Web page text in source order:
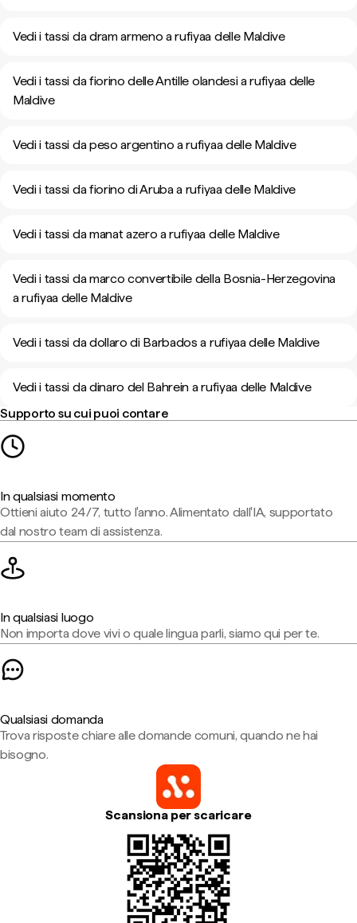
Vedi i tassi da dram armeno a rufiyaa delle Maldive
Vedi i tassi da fiorino delle Antille olandesi a rufiyaa delle
Maldive
Vedi i tassi da peso argentino a rufiyaa delle Maldive
Vedi i tassi da fiorino di Aruba a rufiyaa delle Maldive
Vedi i tassi da manat azero a rufiyaa delle Maldive
Vedi i tassi da marco convertibile della Bosnia-Herzegovina
a rufiyaa delle Maldive
Vedi i tassi da dollaro di Barbados a rufiyaa delle Maldive
Vedi i tassi da dinaro del Bahrein a rufiyaa delle Maldive
Supporto su cui puoi contare
In qualsiasi momento
Ottieni aiuto 24/7, tutto l'anno. Alimentato dall'IA, supportato
dal nostro team di assistenza.
In qualsiasi luogo
Non importa dove vivi o quale lingua parli, siamo qui per te.
Qualsiasi domanda
Trova risposte chiare alle domande comuni, quando ne hai
bisogno.
Scansiona per scaricare